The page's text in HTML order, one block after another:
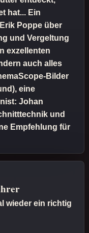
hat... Ein
Poppe über
und Vergeltung
exzellenten
auch alles
Bilder
eine
Johan
und
Empfehlung für
wieder ein richtig